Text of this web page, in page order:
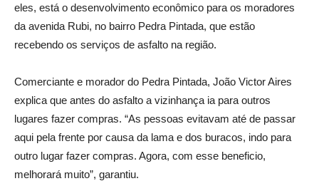
eles, está o desenvolvimento econômico para os moradores
da avenida Rubi, no bairro Pedra Pintada, que estão
recebendo os serviços de asfalto na região.
Comerciante e morador do Pedra Pintada, João Victor Aires
explica que antes do asfalto a vizinhança ia para outros
lugares fazer compras. “As pessoas evitavam até de passar
aqui pela frente por causa da lama e dos buracos, indo para
outro lugar fazer compras. Agora, com esse beneficio,
melhorará muito”, garantiu.